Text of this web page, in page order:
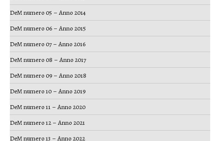
DeM numero 05 – Anno 2014
DeM numero 06 – Anno 2015
DeM numero 07 – Anno 2016
DeM numero 08 – Anno 2017
DeM numero 09 – Anno 2018
DeM numero 10 – Anno 2019
DeM numero 11 – Anno 2020
DeM numero 12 – Anno 2021
DeM numero 13 – Anno 2022